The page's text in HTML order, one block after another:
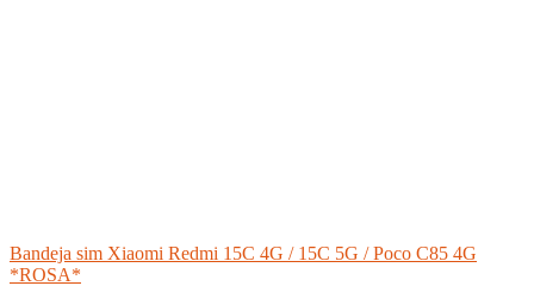
Bandeja sim Xiaomi Redmi 15C 4G / 15C 5G / Poco C85 4G
*ROSA*